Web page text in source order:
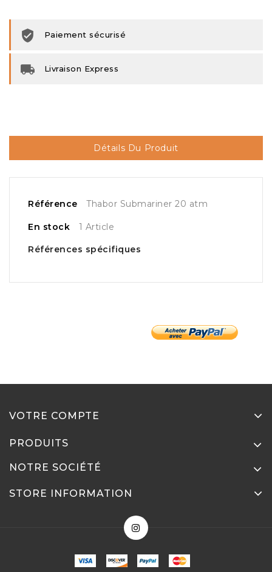
Paiement sécurisé
Livraison Express
Détails Du Produit
Référence Thabor Submariner 20 atm
En stock 1 Article
Références spécifiques
VOTRE COMPTE
PRODUITS
NOTRE SOCIÉTÉ
STORE INFORMATION